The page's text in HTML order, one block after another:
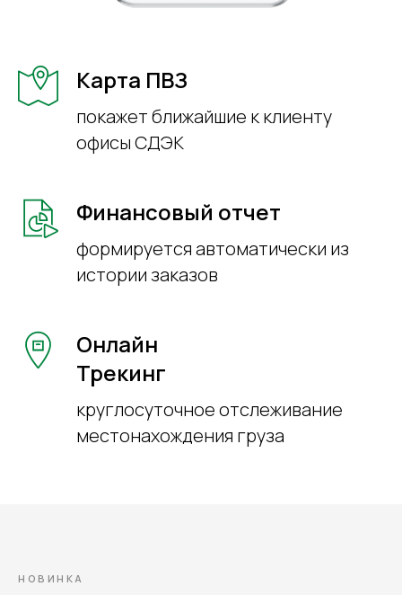
Карта ПВЗ
покажет ближайшие к клиенту
офисы СДЭК
Финансовый отчет
формируется автоматически из
истории заказов
Онлайн
Трекинг
круглосуточное отслеживание
местонахождения груза
НОВИНКА